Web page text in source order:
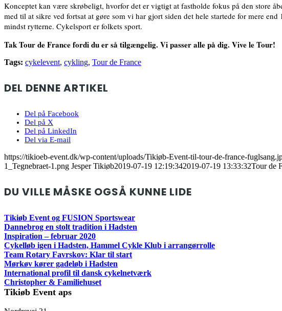
Konceptet kan være skrøbeligt, hvorfor det er vigtigt at fastholde fokus på den store
med til at sikre ved fortsat at gøre som vi har gjort siden det hele startede for mere
mindst rytterne. Cykelsport er folkets sport.
Tak Tour de France fordi du er så tilgængelig. Vi passer alle på dig. Vive le Tour!
Tags: cykelevent, cykling, Tour de France
DEL DENNE ARTIKEL
Del på Facebook
Del på X
Del på LinkedIn
Del via E-mail
https://tikioeb-event.dk/wp-content/uploads/Tikiøb-Event-til-tour-de-france-
1_Tegnebraet-1.png Jesper Tikiøb2019-07-19 12:19:342019-07-19 13:33:32Tour de
DU VILLE MÅSKE OGSÅ KUNNE LIDE
Tikiøb Event og FUSION Sportswear
Dannebrog en stolt tradition i Hadsten
Inspiration – februar 2020
Cykelløb igen i Hadsten, Hammel Cykle Klub i arrangørrolle
Team Rotary Favrskov: Klar til start
Mørkøv kører gadeløb i Hadsten
International profil til dansk cykelnetværk
Christopher & Familiehuset
Tikiøb Event aps